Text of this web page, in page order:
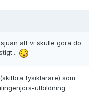
att vi skulle göra do
fysiklärare) som
utbildning.